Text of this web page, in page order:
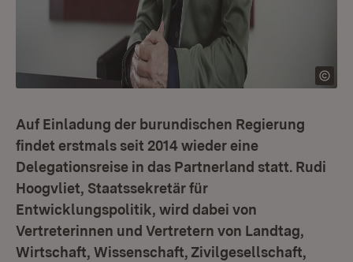
Auf Einladung der burundischen Regierung
findet erstmals seit 2014 wieder eine
Delegationsreise in das Partnerland statt. Rudi
Hoogvliet, Staatssekretär für
Entwicklungspolitik, wird dabei von
Vertreterinnen und Vertretern von Landtag,
Wirtschaft, Wissenschaft, Zivilgesellschaft,